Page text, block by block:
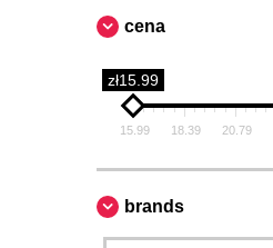
cena
zł15.99
15.99 18.39 20.79
brands